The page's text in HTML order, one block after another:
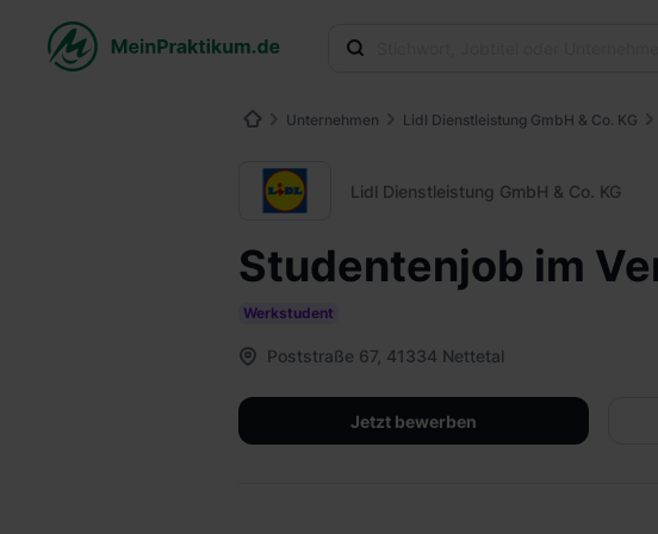
Unternehmen Lidl Dienstleistung GmbH & Co. KG
Lidl Dienstleistung GmbH & Co. KG
Studentenjob im
Werkstudent
Poststraße 67, 41334 Nettetal
Jetzt bewerben